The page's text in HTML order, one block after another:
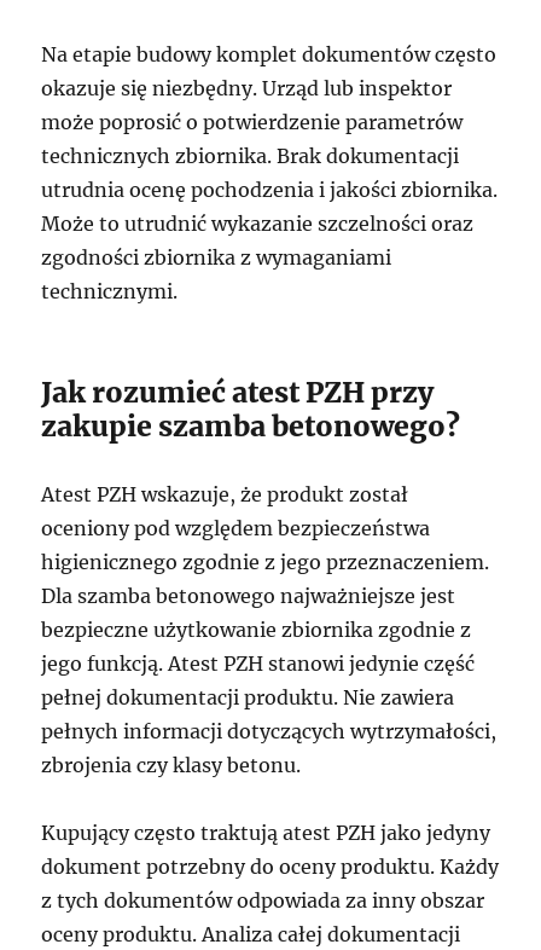
Na etapie budowy komplet dokumentów często
okazuje się niezbędny. Urząd lub inspektor
może poprosić o potwierdzenie parametrów
technicznych zbiornika. Brak dokumentacji
utrudnia ocenę pochodzenia i jakości zbiornika.
Może to utrudnić wykazanie szczelności oraz
zgodności zbiornika z wymaganiami
technicznymi.
Jak rozumieć atest PZH przy
zakupie szamba betonowego?
Atest PZH wskazuje, że produkt został
oceniony pod względem bezpieczeństwa
higienicznego zgodnie z jego przeznaczeniem.
Dla szamba betonowego najważniejsze jest
bezpieczne użytkowanie zbiornika zgodnie z
jego funkcją. Atest PZH stanowi jedynie część
pełnej dokumentacji produktu. Nie zawiera
pełnych informacji dotyczących wytrzymałości,
zbrojenia czy klasy betonu.
Kupujący często traktują atest PZH jako jedyny
dokument potrzebny do oceny produktu. Każdy
z tych dokumentów odpowiada za inny obszar
oceny produktu. Analiza całej dokumentacji